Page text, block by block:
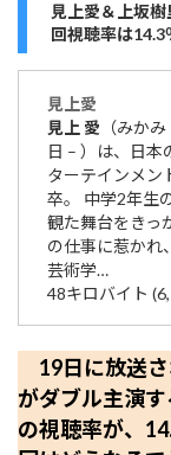
見上愛＆上坂
回視聴率は14.3
見上愛
見上 愛 （みか
日 – ）は、日
ターテインメン
卒。 中学2年生
観た舞台をきっ
の仕事に惹かれ
芸術学…
48キロバイト
19日に放送さ
がダブル主演
の視聴率が、